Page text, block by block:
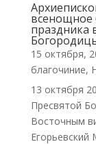
всенощное
праздника
15 октября,
благочиние,
13 октября
Пресвятой
Восточным